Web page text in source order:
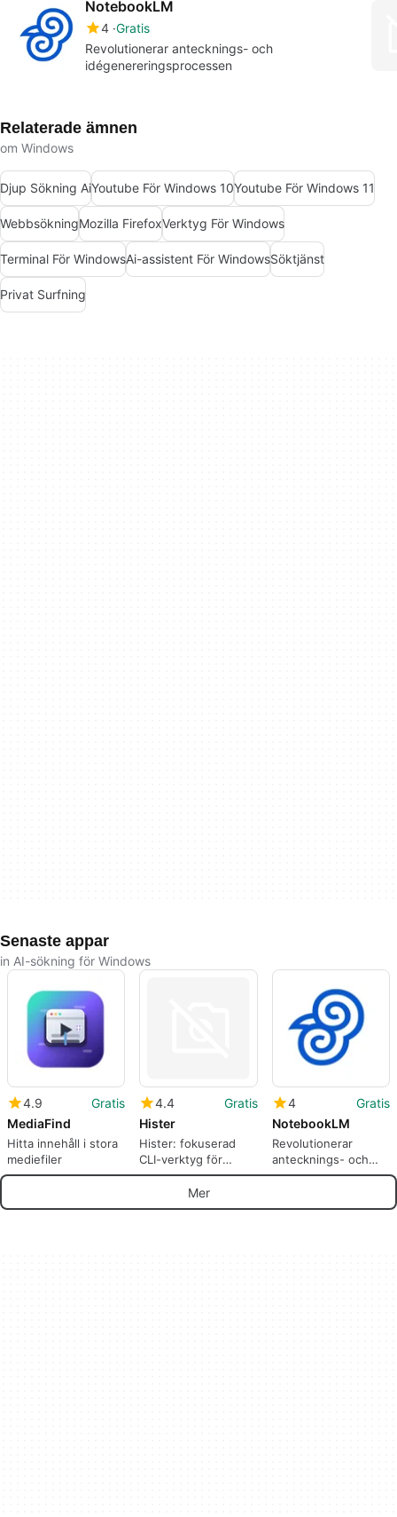
NotebookLM
4 Gratis
Revolutionerar antecknings- och
idégenereringsprocessen
Relaterade ämnen
om Windows
Djup Sökning AiYoutube För Windows 10Youtube För Windows 11
WebbsökningMozilla FirefoxVerktyg För Windows
Terminal För WindowsAi-assistent För WindowsSöktjänst
Privat Surfning
Senaste appar
in AI-sökning för Windows
4.9
Gratis
MediaFind
Hitta innehåll i stora
mediefiler
4.4
Gratis
Hister
Hister: fokuserad
CLI-verktyg för
beständiga
kommandon historik
4
Gratis
NotebookLM
Revolutionerar
antecknings- och
Mer